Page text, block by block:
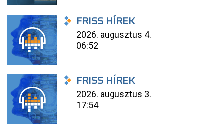
FRISS HÍREK
2026. augusztus 4.
06:52
FRISS HÍREK
2026. augusztus 3.
17:54